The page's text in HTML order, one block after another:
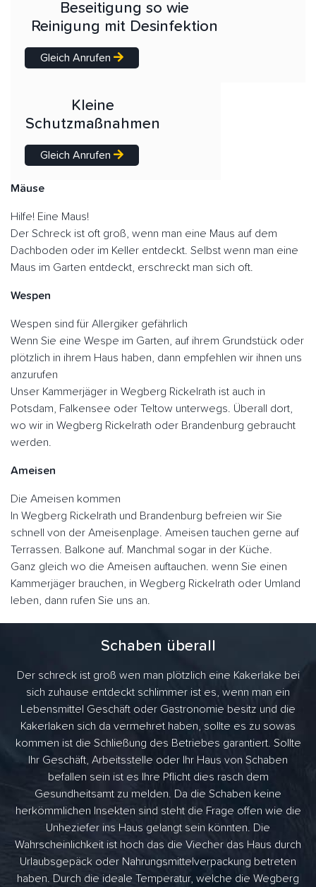
Beseitigung so wie
Reinigung mit Desinfektion
Gleich Anrufen
Kleine
Schutzmaßnahmen
Gleich Anrufen
Mäuse
Hilfe! Eine Maus!
Der Schreck ist oft groß, wenn man eine Maus auf dem
Dachboden oder im Keller entdeckt. Selbst wenn man eine
Maus im Garten entdeckt, erschreckt man sich oft.
Wespen
Wespen sind für Allergiker gefährlich
Wenn Sie eine Wespe im Garten, auf ihrem Grundstück oder
plötzlich in ihrem Haus haben, dann empfehlen wir ihnen uns
anzurufen
Unser Kammerjäger in Wegberg Rickelrath ist auch in
Potsdam, Falkensee oder Teltow unterwegs. Überall dort,
wo wir in Wegberg Rickelrath oder Brandenburg gebraucht
werden.
Ameisen
Die Ameisen kommen
In Wegberg Rickelrath und Brandenburg befreien wir Sie
schnell von der Ameisenplage. Ameisen tauchen gerne auf
Terrassen. Balkone auf. Manchmal sogar in der Küche.
Ganz gleich wo die Ameisen auftauchen. wenn Sie einen
Kammerjäger brauchen, in Wegberg Rickelrath oder Umland
leben, dann rufen Sie uns an.
Schaben überall
Der schreck ist groß wen man plötzlich eine Kakerlake bei
sich zuhause entdeckt schlimmer ist es, wenn man ein
Lebensmittel Geschäft oder Gastronomie besitz und die
Kakerlaken sich da vermehret haben, sollte es zu sowas
kommen ist die Schließung des Betriebes garantiert. Sollte
Ihr Geschäft, Arbeitsstelle oder Ihr Haus von Schaben
befallen sein ist es Ihre Pflicht dies rasch dem
Gesundheitsamt zu melden. Da die Schaben keine
herkömmlichen Insekten sind steht die Frage offen wie die
Unheziefer ins Haus gelangt sein könnten. Die
Wahrscheinlichkeit ist hoch das die Viecher das Haus durch
Urlaubsgepäck oder Nahrungsmittelverpackung betreten
haben. Durch die ideale Temperatur, welche die Wegberg